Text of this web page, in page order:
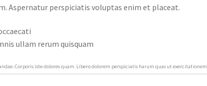
Aspernatur perspiciatis voluptas enim et placeat.
ullam rerum quisquam
Corporis iste dolores quam. Libero dolorem perspiciatis harum quas ut exercitationem